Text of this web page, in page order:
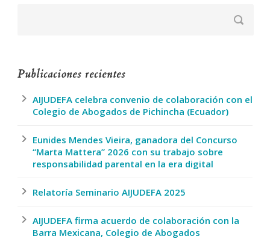
Publicaciones recientes
AIJUDEFA celebra convenio de colaboración con el
Colegio de Abogados de Pichincha (Ecuador)
Eunides Mendes Vieira, ganadora del Concurso
“Marta Mattera” 2026 con su trabajo sobre
responsabilidad parental en la era digital
Relatoría Seminario AIJUDEFA 2025
AIJUDEFA firma acuerdo de colaboración con la
Barra Mexicana, Colegio de Abogados